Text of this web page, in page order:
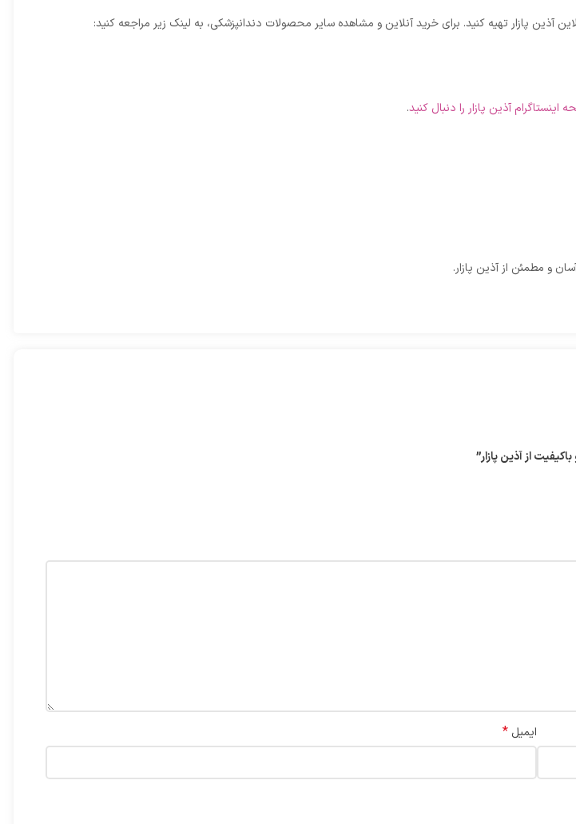
آذین پازار تهیه کنید. برای خرید آنلاین و مشاهده سایر محصولات دندانپزشکی، به لینک زیر مراجعه کنید:
آذین پازار را دنبال کنید.
و مطمئن از آذین پازار.
از آذین پازار”
ایمیل *